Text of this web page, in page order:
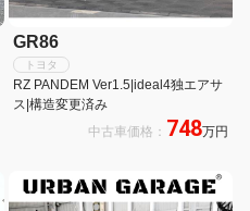
GR86
トヨタ
RZ PANDEM Ver1.5|ideal4独エアサ
ス|構造変更済み
中古車価格： 748万円